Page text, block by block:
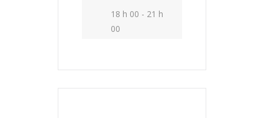
18 h 00 - 21 h
00